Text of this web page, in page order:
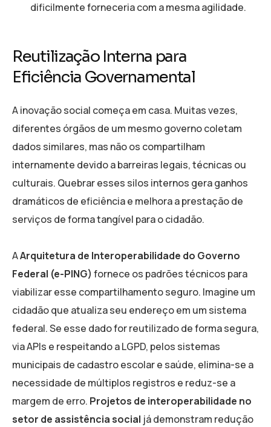
dificilmente forneceria com a mesma agilidade.
Reutilização Interna para
Eficiência Governamental
A inovação social começa em casa. Muitas vezes,
diferentes órgãos de um mesmo governo coletam
dados similares, mas não os compartilham
internamente devido a barreiras legais, técnicas ou
culturais. Quebrar esses silos internos gera ganhos
dramáticos de eficiência e melhora a prestação de
serviços de forma tangível para o cidadão.
AArquitetura de Interoperabilidade do Governo
Federal (e-PING) fornece os padrões técnicos para
viabilizar esse compartilhamento seguro. Imagine um
cidadão que atualiza seu endereço em um sistema
federal. Se esse dado for reutilizado de forma segura,
via APIs e respeitando a LGPD, pelos sistemas
municipais de cadastro escolar e saúde, elimina-se a
necessidade de múltiplos registros e reduz-se a
margem de erro. Projetos de interoperabilidade no
setor de assistência social já demonstram redução